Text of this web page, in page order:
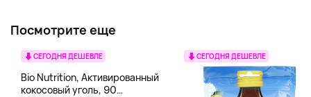
Посмотрите еще
СЕГОДНЯ ДЕШЕВЛЕ
Bio Nutrition, Активированный
кокосовый уголь, 90
СЕГОДНЯ ДЕШЕВЛЕ